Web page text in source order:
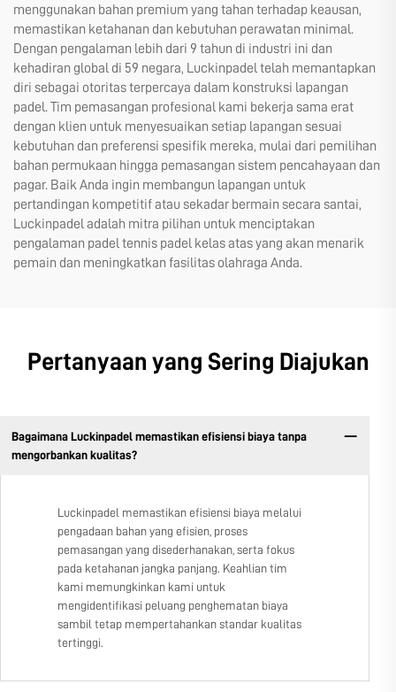
menggunakan bahan premium yang tahan terhadap keausan,
memastikan ketahanan dan kebutuhan perawatan minimal.
Dengan pengalaman lebih dari 9 tahun di industri ini dan
kehadiran global di 59 negara, Luckinpadel telah memantapkan
diri sebagai otoritas terpercaya dalam konstruksi lapangan
padel. Tim pemasangan profesional kami bekerja sama erat
dengan klien untuk menyesuaikan setiap lapangan sesuai
kebutuhan dan preferensi spesifik mereka, mulai dari pemilihan
bahan permukaan hingga pemasangan sistem pencahayaan dan
pagar. Baik Anda ingin membangun lapangan untuk
pertandingan kompetitif atau sekadar bermain secara santai,
Luckinpadel adalah mitra pilihan untuk menciptakan
pengalaman padel tennis padel kelas atas yang akan menarik
pemain dan meningkatkan fasilitas olahraga Anda.
Pertanyaan yang Sering Diajukan
Bagaimana Luckinpadel memastikan efisiensi biaya tanpa
mengorbankan kualitas?
Luckinpadel memastikan efisiensi biaya melalui
pengadaan bahan yang efisien, proses
pemasangan yang disederhanakan, serta fokus
pada ketahanan jangka panjang. Keahlian tim
kami memungkinkan kami untuk
mengidentifikasi peluang penghematan biaya
sambil tetap mempertahankan standar kualitas
tertinggi.